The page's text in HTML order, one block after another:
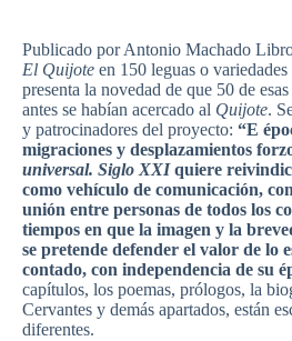
Publicado por Antonio Machado
El Quijote en 150 leguas o
presenta la novedad de que 50 de
antes se habían acercado al Quijote.
y patrocinadores del proyecto: “E
migraciones y desplazamientos
universal. Siglo XXIquiere
como vehículo de comunicación,
unión entre personas de todos los
tiempos en que la imagen y la
se pretende defender el valor de lo
contado, con independencia de su
capítulos, los poemas, prólogos, la
Cervantes y demás apartados, están
diferentes.